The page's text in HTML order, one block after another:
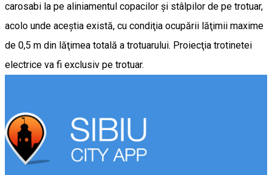
carosabi la pe aliniamentul copacilor şi stâlpilor de pe trotuar,
acolo unde aceştia există, cu condiţia ocupării lăţimii maxime
de 0,5 m din lăţimea totală a trotuarului. Proiecţia trotinetei
electrice va fi exclusiv pe trotuar.